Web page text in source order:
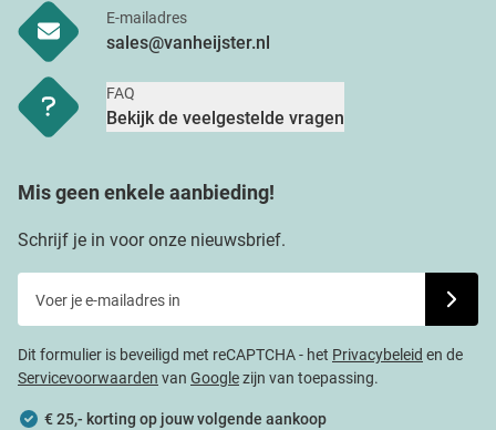
E-mailadres
sales@vanheijster.nl
FAQ
Bekijk de veelgestelde vragen
Mis geen enkele aanbieding!
Schrijf je in voor onze nieuwsbrief.
Dit formulier is beveiligd met reCAPTCHA - het Privacybeleid en de
Servicevoorwaarden van Googlezijn van toepassing.
€ 25,- korting op jouw volgende aankoop